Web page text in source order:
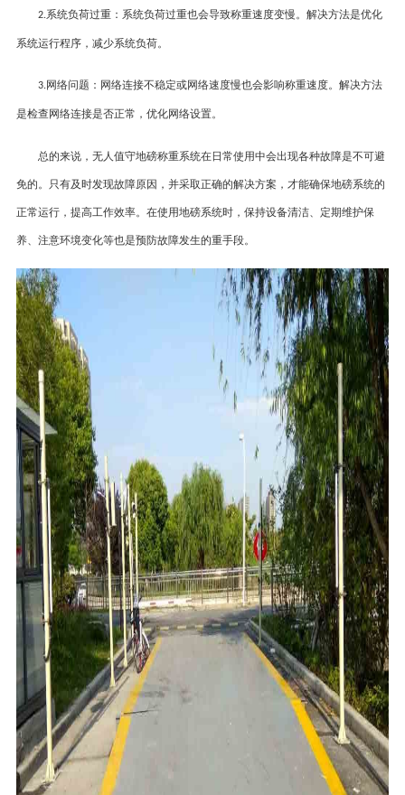
2.系统负荷过重： 系统负荷过重也会导致称重速度变慢。解决方法是优化
系统运行程序，减少系统负荷。
3.网络问题 ： 网络连接不稳定或网络速度慢也会影响称重速度。解决方法
是检查网络连接是否正常，优化网络设置。
总的来说，无人值守地磅称重系统在日常使用中会出现各种故障是不可避
免的。只有及时发现故障原因，并采取正确的解决方案，才能确保地磅系统的
正常运行，提高工作效率。在使用地磅系统时，保持设备清洁、定期维护保
养、注意环境变化等也是预防故障发生的重手段。